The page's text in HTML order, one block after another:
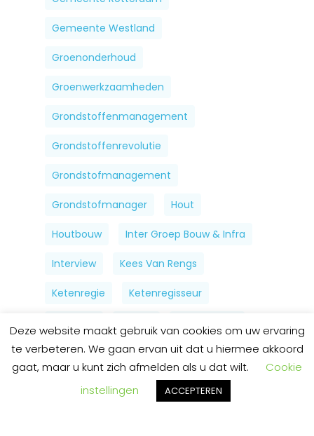
Gemeente Westland
Groenonderhoud
Groenwerkzaamheden
Grondstoffenmanagement
Grondstoffenrevolutie
Grondstofmanagement
Grondstofmanager Hout
Houtbouw Inter Groep Bouw & Infra
Interview Kees Van Rengs
Ketenregie Ketenregisseur
Nieuwe Propositie
Organische Reststromen Plennid
Deze website maakt gebruik van cookies om uw ervaring
te verbeteren. We gaan ervan uit dat u hiermee akkoord
gaat, maar u kunt zich afmelden als u dat wilt.
Cookie
instellingen
ACCEPTEREN